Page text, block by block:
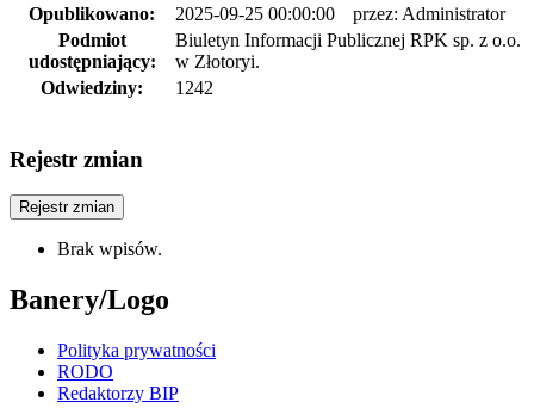
Opublikowano:
2025-09-25 00:00:00 przez: Administrator
Podmiot
udostępniający:
Biuletyn Informacji Publicznej RPK sp. z o.o.
w Złotoryi.
Odwiedziny:
1242
Rejestr zmian
Rejestr zmian
Brak wpisów.
Banery/Logo
Polityka prywatności
RODO
Redaktorzy BIP